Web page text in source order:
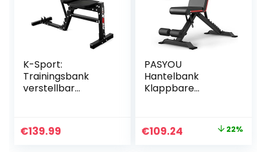
K-Sport:
Trainingsbank
verstellbar
Kurz &
Langhanteltraining
€139.99
PASYOU
Hantelbank
Klappbare
Positionen Multi-
Ursprünglicher
€109.24 Aktueller22%